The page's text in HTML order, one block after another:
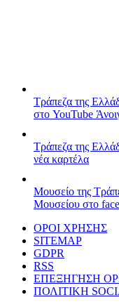
Τράπεζα της
στο YouTube
Τράπεζα της
νέα καρτέλα
Μουσείο της
Μουσείου στο
ΟΡΟΙ ΧΡΗΣΗΣ
SITEMAP
GDPR
RSS
ΕΠΕΞΗΓΗΣΗ
ΠΟΛΙΤΙΚΗ